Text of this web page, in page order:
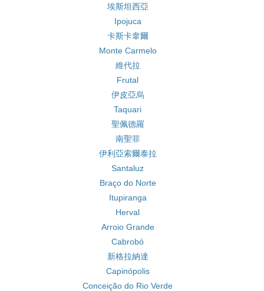
埃斯坦西亞
Ipojuca
卡斯卡韋爾
Monte Carmelo
維代拉
Frutal
伊皮亞烏
Taquari
聖佩德羅
南聖菲
伊利亞索爾泰拉
Santaluz
Braço do Norte
Itupiranga
Herval
Arroio Grande
Cabrobó
新格拉納達
Capinópolis
Conceição do Rio Verde